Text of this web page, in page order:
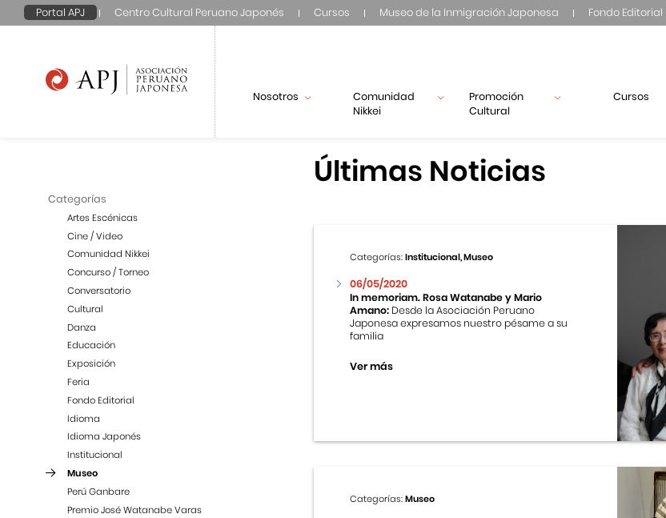
Portal APJ Centro Cultural Peruano Japonés Cursos Museo de la Inmigración Japonesa Fondo Editorial
Nosotros
Comunidad
Nikkei
Promoción
Cultural
Cursos
Categorías
Artes Escénicas
Cine / Video
Comunidad Nikkei
Concurso / Torneo
Conversatorio
Cultural
Danza
Educación
Exposición
Feria
Fondo Editorial
Idioma
Idioma Japonés
Institucional
Museo
Perú Ganbare
Premio José Watanabe Varas
Últimas Noticias
Categorías:Institucional, Museo
06/05/2020
In memoriam. Rosa Watanabe y Mario
Amano: Desde la Asociación Peruano
Japonesa expresamos nuestro pésame a su
familia
Ver más
Categorías:Museo